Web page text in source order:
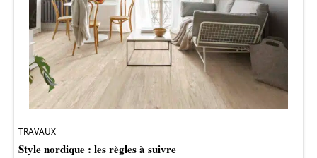
TRAVAUX
Style nordique : les règles à suivre